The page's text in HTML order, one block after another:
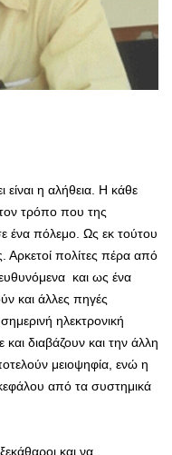
η αλήθεια. Η κάθε
τρόπο που της
ένα πόλεμο. Ως εκ τούτου
Αρκετοί πολίτες πέρα από
και ως ένα
και άλλες πηγές
ηλεκτρονική
διαβάζουν και την άλλη
μειοψηφία, ενώ η
από τα συστημικά
και να